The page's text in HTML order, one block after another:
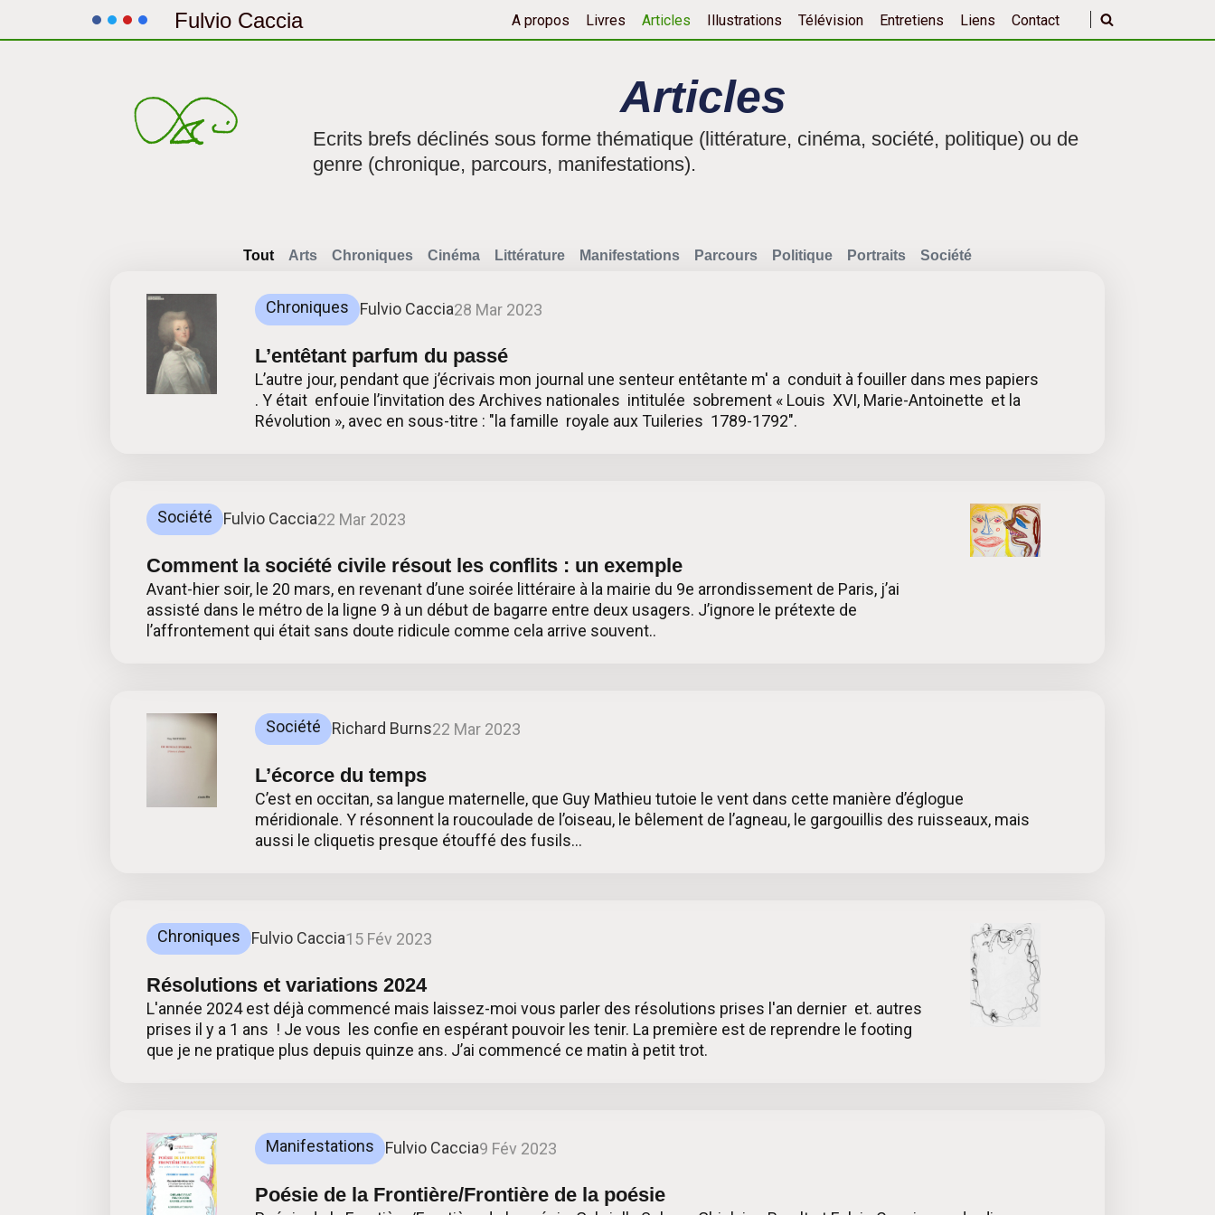
Fulvio Caccia A propos Livres Articles Illustrations Télévision Entretiens Liens Contact
Articles
Ecrits brefs déclinés sous forme thématique (littérature, cinéma, société, politique) ou de
genre (chronique, parcours, manifestations).
Arts Chroniques Cinéma Littérature Manifestations Parcours Politique Portraits Société
Tout
Chroniques Fulvio Caccia28 Mar 2023
L’entêtant parfum du passé
L’autre jour, pendant que j’écrivais mon journal une senteur entêtante m' a conduit à fouiller dans mes papiers
. Y était enfouie l’invitation des Archives nationales intitulée sobrement « Louis XVI, Marie-Antoinette et la
Révolution », avec en sous-titre : "la famille royale aux Tuileries 1789-1792".
Société Fulvio Caccia22 Mar 2023
Comment la société civile résout les conflits : un exemple
Avant-hier soir, le 20 mars, en revenant d’une soirée littéraire à la mairie du 9e arrondissement de Paris, j’ai
assisté dans le métro de la ligne 9 à un début de bagarre entre deux usagers. J’ignore le prétexte de
l’affrontement qui était sans doute ridicule comme cela arrive souvent..
Société Richard Burns22 Mar 2023
L’écorce du temps
C’est en occitan, sa langue maternelle, que Guy Mathieu tutoie le vent dans cette manière d’églogue
méridionale. Y résonnent la roucoulade de l’oiseau, le bêlement de l’agneau, le gargouillis des ruisseaux, mais
aussi le cliquetis presque étouffé des fusils…
Chroniques Fulvio Caccia15 Fév 2023
Résolutions et variations 2024
L'année 2024 est déjà commencé mais laissez-moi vous parler des résolutions prises l'an dernier et. autres
prises il y a 1 ans ! Je vous les confie en espérant pouvoir les tenir. La première est de reprendre le footing
que je ne pratique plus depuis quinze ans. J’ai commencé ce matin à petit trot.
Manifestations Fulvio Caccia9 Fév 2023
Poésie de la Frontière/Frontière de la poésie